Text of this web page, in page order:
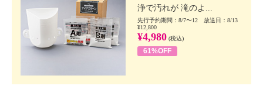
浄で汚れが 滝のよ...
先行予約期間：8/7〜12 放送日：8/13
¥12,800
¥4,980 (税込)
61%OFF